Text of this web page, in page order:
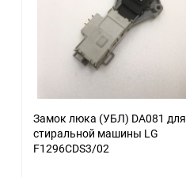
Замок люка (УБЛ) DA081 для
стиральной машины LG
F1296CDS3/02